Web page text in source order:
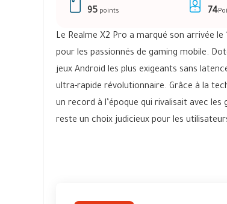
95 points
74
Le Realme X2 Pro a marqué son arrivée
pour les passionnés de gaming mobile.
jeux Android les plus exigeants sans
ultra-rapide révolutionnaire. Grâce à la
un record à l’époque qui rivalisait avec
reste un choix judicieux pour les